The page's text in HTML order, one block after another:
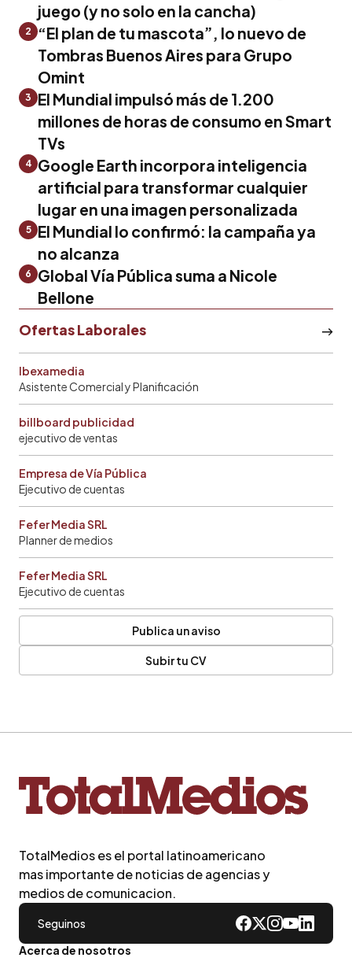
juego (y no solo en la cancha)
2
“El plan de tu mascota”, lo nuevo de
Tombras Buenos Aires para Grupo
Omint
3
El Mundial impulsó más de 1.200
millones de horas de consumo en Smart
TVs
4 Google Earth incorpora inteligencia
artificial para transformar cualquier
lugar en una imagen personalizada
5
El Mundial lo confirmó: la campaña ya
no alcanza
6
Global Vía Pública suma a Nicole
Bellone
Ofertas Laborales
Ibexamedia
Asistente Comercial y Planificación
billboard publicidad
ejecutivo de ventas
Empresa de Vía Pública
Ejecutivo de cuentas
Fefer Media SRL
Planner de medios
Fefer Media SRL
Ejecutivo de cuentas
Publica un aviso
Subir tu CV
TotalMedios es el portal latinoamericano
mas importante de noticias de agencias y
medios de comunicacion.
Seguinos
Acerca de nosotros